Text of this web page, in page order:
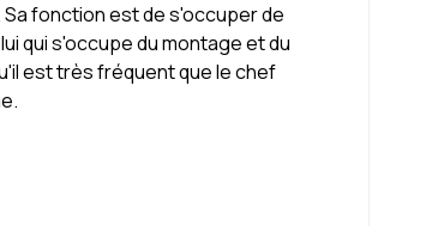
fonction est de s'occuper de
qui s'occupe du montage et du
est très fréquent que le chef